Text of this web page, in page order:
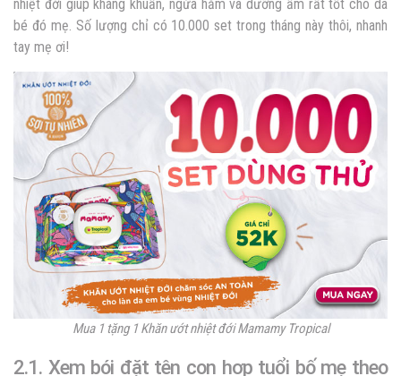
nhiệt đới giúp kháng khuẩn, ngừa hăm và dưỡng ẩm rất tốt cho da
bé đó mẹ. Số lượng chỉ có 10.000 set trong tháng này thôi, nhanh
tay mẹ ơi!
Mua 1 tặng 1 Khăn ướt nhiệt đới Mamamy Tropical
2.1. Xem bói đặt tên con hợp tuổi bố mẹ theo